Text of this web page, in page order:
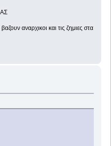
αναρχικοι και τις ζημιες στα